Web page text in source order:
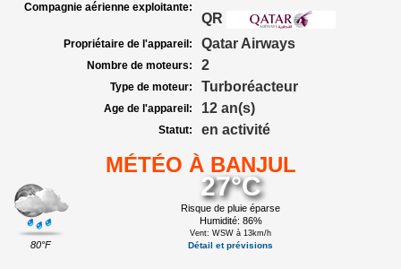
Compagnie aérienne exploitante:
QR
Propriétaire de l'appareil: Qatar Airways
Nombre de moteurs: 2
Type de moteur: Turboréacteur
Age de l'appareil: 12 an(s)
Statut: en activité
MÉTÉO À BANJUL
80°F
27°C
Risque de pluie éparse
Humidité: 86%
Vent: WSW à 13km/h
Détail et prévisions